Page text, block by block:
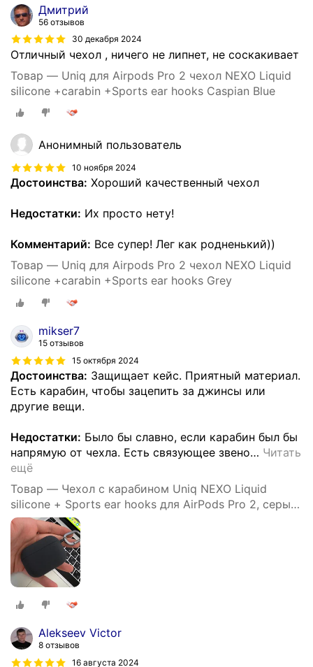
Дмитрий
56 отзывов
30 декабря 2024
Отличный чехол , ничего не липнет, не соскакивает
Товар — Uniq для Airpods Pro 2 чехол NEXO Liquid
silicone +carabin +Sports ear hooks Caspian Blue
Анонимный пользователь
10 ноября 2024
Достоинства: Хороший качественный чехол
Недостатки: Их просто нету!
Комментарий: Все супер! Лег как родненький))
Товар — Uniq для Airpods Pro 2 чехол NEXO Liquid
silicone +carabin +Sports ear hooks Grey
mikser7
15 отзывов
15 октября 2024
Достоинства: Защищает кейс. Приятный материал.
Есть карабин, чтобы зацепить за джинсы или
другие вещи.
Недостатки: Было бы славно, если карабин был бы
напрямую от чехла. Есть связующее звено… Читать
ещё
Товар — Чехол с карабином Uniq NEXO Liquid
silicone + Sports ear hooks для AirPods Pro 2, серый
(AIRPODSPRO2-NEXOGRY)
Alekseev Victor
8 отзывов
16 августа 2024